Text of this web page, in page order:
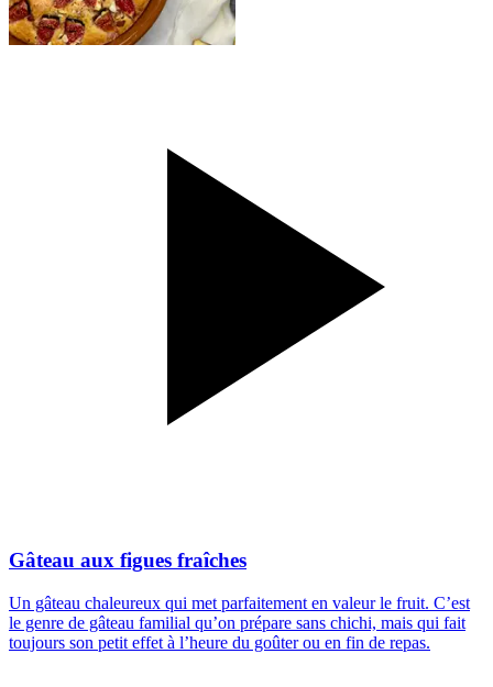
Gâteau aux figues fraîches
Un gâteau chaleureux qui met parfaitement en valeur le fruit. C’est
le genre de gâteau familial qu’on prépare sans chichi, mais qui fait
toujours son petit effet à l’heure du goûter ou en fin de repas.